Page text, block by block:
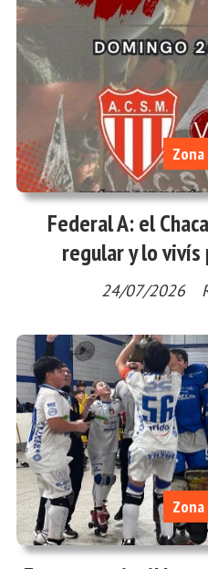
Federal A: el
regular y lo
24/07/2026